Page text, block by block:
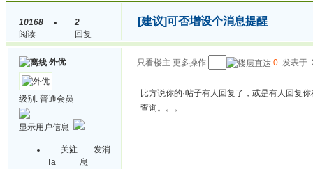
10168
阅读
2
回复
[建议]可否增设个消息提醒
外优
级别: 普通会员
显示用户信息
关注
Ta
发消
息
只看楼主 更多操作 0 发表于:
比方说你的·帖子有人回复了，或是有人回复
查询。。。